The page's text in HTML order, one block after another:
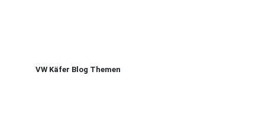
VW Käfer Blog Themen